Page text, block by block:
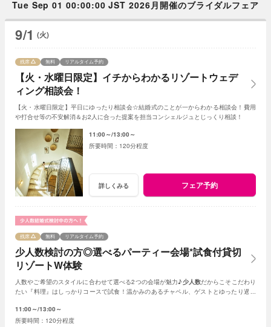
Tue Sep 01 00:00:00 JST 2026月開催のブライダルフェア
9/1 (火)
【火・水曜日限定】イチからわかるリゾートウェデ
ィング相談会！
残席 無料 リアルタイム予約
【火・水曜日限定】平日にゆったり相談会☆結婚式のことが一からわかる相談会！費用
や打合せ等の不安解消＆お2人に合った提案を担当コンシェルジュとじっくり相談！
11:00～ 13:00～
120分程度
詳しくみる フェア予約
少人数検討の方◎選べるパーティー会場*試食付貸切
リゾートW体験
残席 無料 リアルタイム予約
人数やご希望のスタイルに合わせて選べる2つの会場が魅力♪少人数だからこそこだわり
たい『料理』はしっかりコースで試食！温かみのあるチャペル、ゲストとゆったり過ご
11:00～ 13:00～
120分程度